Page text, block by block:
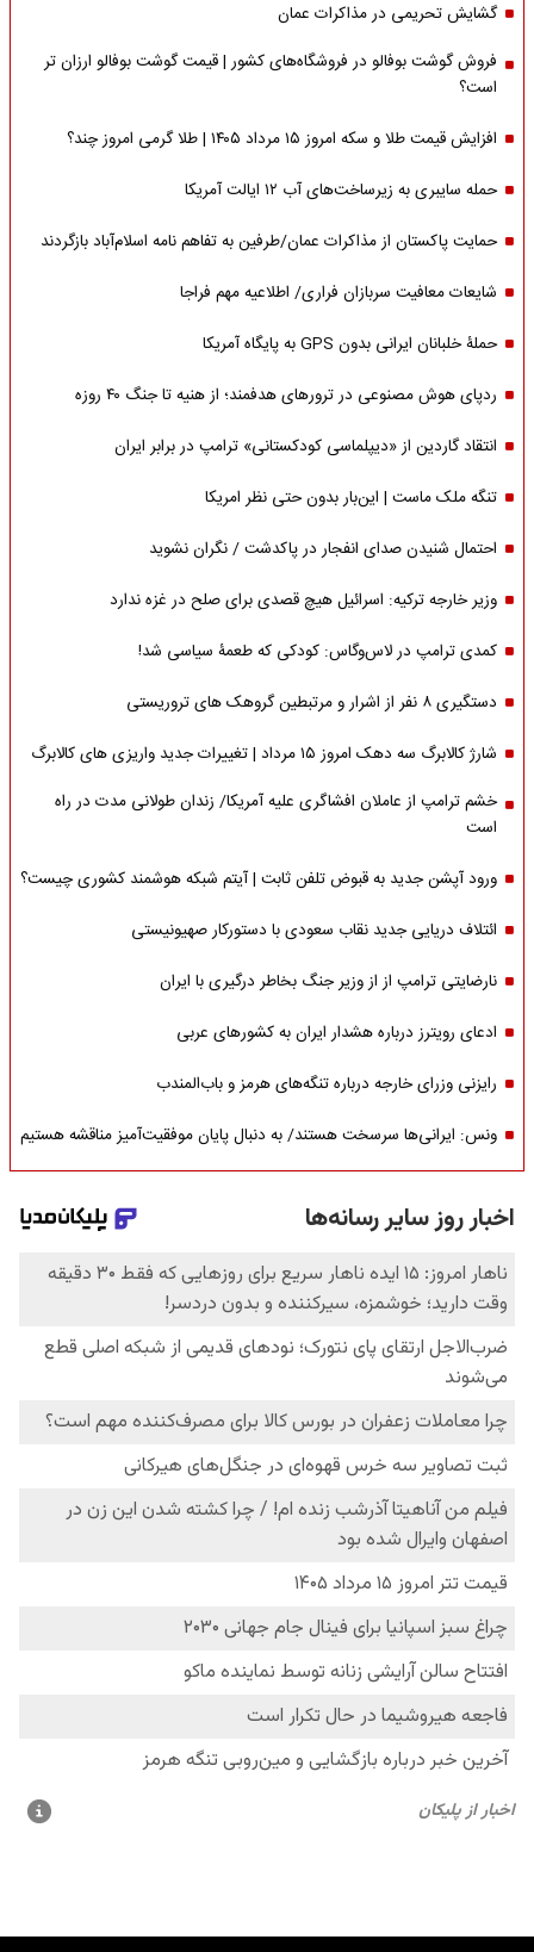
گشایش تحریمی در مذاکرات عمان
فروش گوشت بوفالو در فروشگاه‌های کشور | قیمت گوشت بوفالو ارزان تر
است؟
افزایش قیمت طلا و سکه امروز ۱۵ مرداد ۱۴۰۵ | طلا گرمی امروز چند؟
حمله سایبری به زیرساخت‌های آب ۱۲ ایالت آمریکا
حمایت پاکستان از مذاکرات عمان/طرفین به تفاهم نامه اسلام‌آباد بازگردند
شایعات معافیت سربازان فراری/ اطلاعیه مهم فراجا
حملۀ خلبانان ایرانی بدون GPS به پایگاه آمریکا
ردپای هوش مصنوعی در ترورهای هدفمند؛ از هنیه تا جنگ ۴۰ روزه
انتقاد گاردین از «دیپلماسی کودکستانی» ترامپ در برابر ایران
تنگه ملک ماست | این‌بار بدون حتی نظر امریکا
احتمال شنیدن صدای انفجار در پاکدشت / نگران نشوید
وزیر خارجه ترکیه: اسرائیل هیچ قصدی برای صلح در غزه ندارد
کمدی ترامپ در لاس‌وگاس: کودکی که طعمۀ سیاسی شد!
دستگیری ۸ نفر از اشرار و مرتبطین گروهک های تروریستی
شارژ کالابرگ سه دهک امروز ۱۵ مرداد | تغییرات جدید واریزی های کالابرگ
خشم ترامپ از عاملان افشاگری‌ علیه آمریکا/ زندان طولانی مدت در راه
است
ورود آپشن جدید به قبوض تلفن ثابت | آیتم شبکه هوشمند کشوری چیست؟
ائتلاف دریایی جدید نقاب سعودی با دستورکار صهیونیستی
نارضایتی ترامپ از از وزیر جنگ بخاطر درگیری با ایران
ادعای رویترز درباره هشدار ایران به کشورهای عربی
رایزنی وزرای خارجه درباره تنگه‌های هرمز و باب‌المندب
ونس: ایرانی‌ها سرسخت هستند/ به دنبال پایان موفقیت‌آمیز مناقشه هستیم